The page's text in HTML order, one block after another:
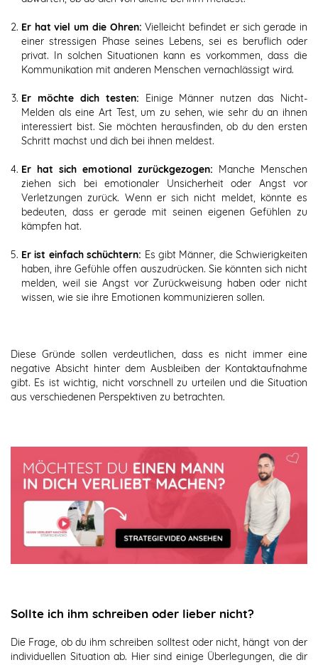
Er hat viel um die Ohren: Vielleicht befindet er sich gerade in
einer stressigen Phase seines Lebens, sei es beruflich oder
privat. In solchen Situationen kann es vorkommen, dass die
Kommunikation mit anderen Menschen vernachlässigt wird.
Er möchte dich testen: Einige Männer nutzen das Nicht-
Melden als eine Art Test, um zu sehen, wie sehr du an ihnen
interessiert bist. Sie möchten herausfinden, ob du den ersten
Schritt machst und dich bei ihnen meldest.
Er hat sich emotional zurückgezogen: Manche Menschen
ziehen sich bei emotionaler Unsicherheit oder Angst vor
Verletzungen zurück. Wenn er sich nicht meldet, könnte es
bedeuten, dass er gerade mit seinen eigenen Gefühlen zu
kämpfen hat.
Er ist einfach schüchtern: Es gibt Männer, die Schwierigkeiten
haben, ihre Gefühle offen auszudrücken. Sie könnten sich nicht
melden, weil sie Angst vor Zurückweisung haben oder nicht
wissen, wie sie ihre Emotionen kommunizieren sollen.
Diese Gründe sollen verdeutlichen, dass es nicht immer eine
negative Absicht hinter dem Ausbleiben der Kontaktaufnahme
gibt. Es ist wichtig, nicht vorschnell zu urteilen und die Situation
aus verschiedenen Perspektiven zu betrachten.
Sollte ich ihm schreiben oder lieber nicht?
Die Frage, ob du ihm schreiben solltest oder nicht, hängt von der
individuellen Situation ab. Hier sind einige Überlegungen, die dir